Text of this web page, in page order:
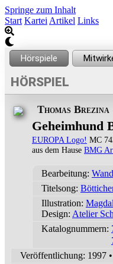
Springe zum Inhalt
Start Kartei Artikel Links
HÖRSPIEL
Thomas Brezina
Geheimhund
EUROPA Logo! MC
aus dem Hause BMG
Bearbeitung:
Titelsong:
Illustration:
Design: Atelier
Katalognummern:
Veröffentlichung: 1997 •